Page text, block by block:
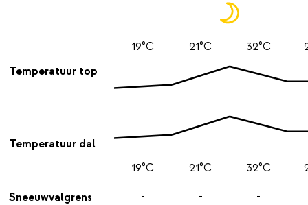
Temperatuur top
Temperatuur dal
Sneeuwvalgrens
19°C
19°C
-
21°C
21°C
-
32°C
32°C
-